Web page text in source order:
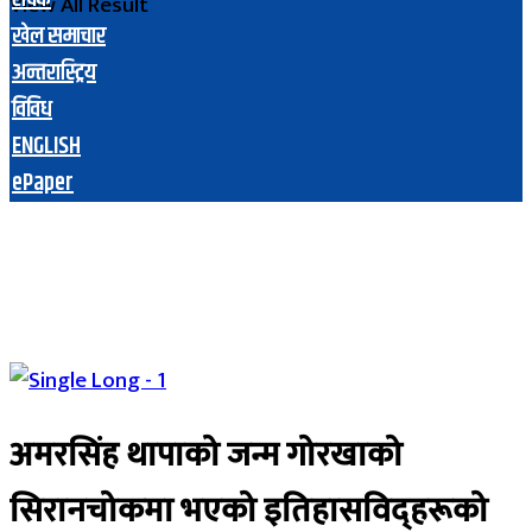
खेल समाचार
अन्तरास्ट्रिय
विविध
ENGLISH
ePaper
अमरसिंह थापाको जन्म गोरखाको
सिरानचोकमा भएको इतिहासविद्हरूको